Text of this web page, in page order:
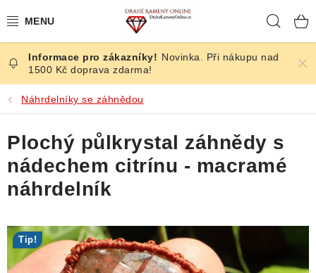
na
ČESKÉ KAMENY
ŠPERKY
KAMENY ZE SVĚTA
BROUŠENÉ
ÚČINKY
Novinka. Při nákupu nad
1500 Kč doprava zdarma!
Náhrdelníky se záhnědou
Plochý půlkrystal záhnědy s
nádechem citrínu - macramé
náhrdelník
Tip!